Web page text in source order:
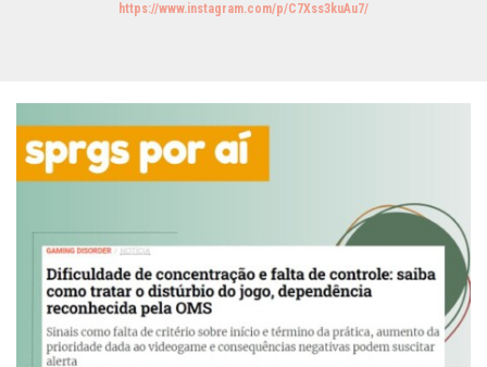
https://www.instagram.com/p/C7Xss3kuAu7/